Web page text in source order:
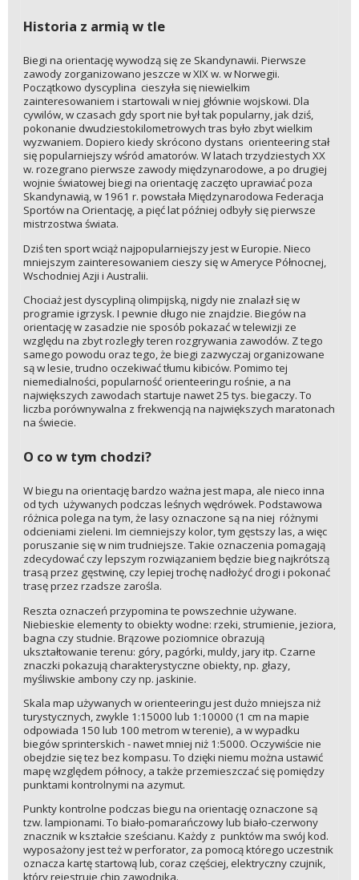
Historia z armią w tle
Biegi na orientację wywodzą się ze Skandynawii. Pierwsze
zawody zorganizowano jeszcze w XIX w. w Norwegii.
Początkowo dyscyplina cieszyła się niewielkim
zainteresowaniem i startowali w niej głównie wojskowi. Dla
cywilów, w czasach gdy sport nie był tak popularny, jak dziś,
pokonanie dwudziestokilometrowych tras było zbyt wielkim
wyzwaniem. Dopiero kiedy skrócono dystans orienteering stał
się popularniejszy wśród amatorów. W latach trzydziestych XX
w. rozegrano pierwsze zawody międzynarodowe, a po drugiej
wojnie światowej biegi na orientację zaczęto uprawiać poza
Skandynawią, w 1961 r. powstała Międzynarodowa Federacja
Sportów na Orientację, a pięć lat później odbyły się pierwsze
mistrzostwa świata.
Dziś ten sport wciąż najpopularniejszy jest w Europie. Nieco
mniejszym zainteresowaniem cieszy się w Ameryce Północnej,
Wschodniej Azji i Australii.
Chociaż jest dyscypliną olimpijską, nigdy nie znalazł się w
programie igrzysk. I pewnie długo nie znajdzie. Biegów na
orientację w zasadzie nie sposób pokazać w telewizji ze
względu na zbyt rozległy teren rozgrywania zawodów. Z tego
samego powodu oraz tego, że biegi zazwyczaj organizowane
są w lesie, trudno oczekiwać tłumu kibiców. Pomimo tej
niemedialności, popularność orienteeringu rośnie, a na
największych zawodach startuje nawet 25 tys. biegaczy. To
liczba porównywalna z frekwencją na największych maratonach
na świecie.
O co w tym chodzi?
W biegu na orientację bardzo ważna jest mapa, ale nieco inna
od tych używanych podczas leśnych wędrówek. Podstawowa
różnica polega na tym, że lasy oznaczone są na niej różnymi
odcieniami zieleni. Im ciemniejszy kolor, tym gęstszy las, a więc
poruszanie się w nim trudniejsze. Takie oznaczenia pomagają
zdecydować czy lepszym rozwiązaniem będzie bieg najkrótszą
trasą przez gęstwinę, czy lepiej trochę nadłożyć drogi i pokonać
trasę przez rzadsze zarośla.
Reszta oznaczeń przypomina te powszechnie używane.
Niebieskie elementy to obiekty wodne: rzeki, strumienie, jeziora,
bagna czy studnie. Brązowe poziomnice obrazują
ukształtowanie terenu: góry, pagórki, muldy, jary itp. Czarne
znaczki pokazują charakterystyczne obiekty, np. głazy,
myśliwskie ambony czy np. jaskinie.
Skala map używanych w orienteeringu jest dużo mniejsza niż
turystycznych, zwykle 1:15000 lub 1:10000 (1 cm na mapie
odpowiada 150 lub 100 metrom w terenie), a w wypadku
biegów sprinterskich - nawet mniej niż 1:5000. Oczywiście nie
obejdzie się tez bez kompasu. To dzięki niemu można ustawić
mapę względem północy, a także przemieszczać się pomiędzy
punktami kontrolnymi na azymut.
Punkty kontrolne podczas biegu na orientację oznaczone są
tzw. lampionami. To biało-pomarańczowy lub biało-czerwony
znacznik w kształcie sześcianu. Każdy z punktów ma swój kod.
wyposażony jest też w perforator, za pomocą którego uczestnik
oznacza kartę startową lub, coraz częściej, elektryczny czujnik,
który rejestruje chip zawodnika.